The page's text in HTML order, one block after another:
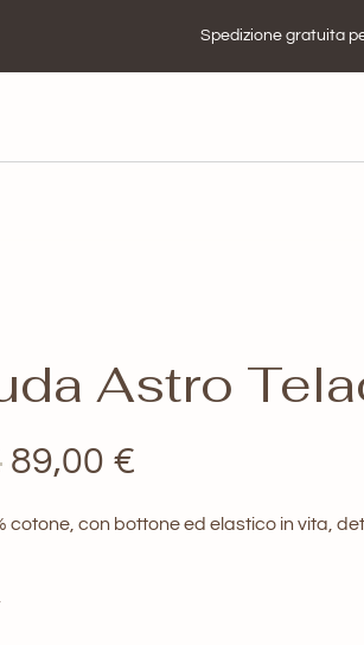
Spedizione gratuita
Astro
Il
prezzo
89,00 €
prezzo
cotone, con bottone ed elastico in vita,